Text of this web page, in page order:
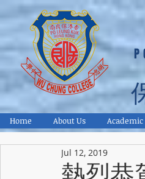
Home About Us Academic
Jul 12, 2019